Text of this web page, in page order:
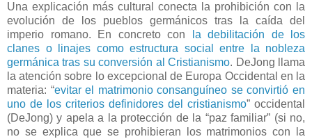
Una explicación más cultural conecta la prohibición con la
evolución de los pueblos germánicos tras la caída del
imperio romano. En concreto con
la debilitación de los
clanes o linajes como estructura social entre la nobleza
germánica tras su conversión al Cristianismo. DeJong llama
la atención sobre lo excepcional de Europa Occidental en la
materia: “evitar el matrimonio consanguíneo se convirtió en
uno de los criterios definidores del cristianismo” occidental
(DeJong) y apela a la protección de la “paz familiar” (si no,
no se explica que se prohibieran los matrimonios con la